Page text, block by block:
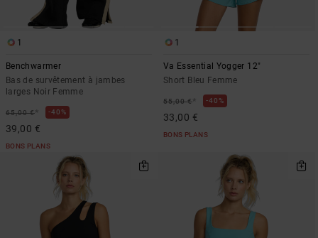
1
Benchwarmer
Bas de survêtement à jambes
larges Noir Femme
65,00 €* 40%
39,00 €
BONS PLANS
1
Va Essential Yogger 12"
Short Bleu Femme
55,00 €* 40%
33,00 €
BONS PLANS